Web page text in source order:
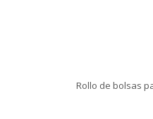
Rollo de bolsas